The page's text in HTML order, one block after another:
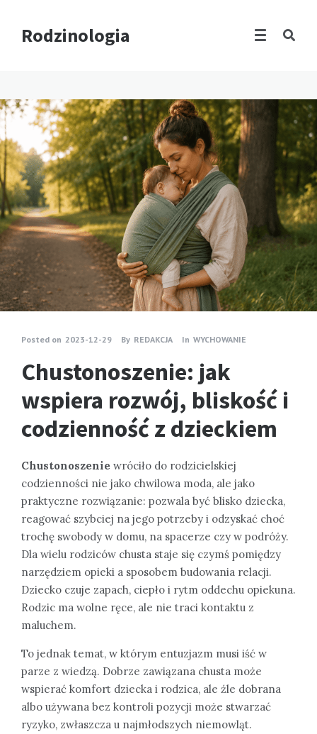
Rodzinologia
Posted on 2023-12-29 By REDAKCJA In WYCHOWANIE
Chustonoszenie: jak
wspiera rozwój, bliskość i
codzienność z dzieckiem
Chustonoszenie wróciło do rodzicielskiej
codzienności nie jako chwilowa moda, ale jako
praktyczne rozwiązanie: pozwala być blisko dziecka,
reagować szybciej na jego potrzeby i odzyskać choć
trochę swobody w domu, na spacerze czy w podróży.
Dla wielu rodziców chusta staje się czymś pomiędzy
narzędziem opieki a sposobem budowania relacji.
Dziecko czuje zapach, ciepło i rytm oddechu opiekuna.
Rodzic ma wolne ręce, ale nie traci kontaktu z
maluchem.
To jednak temat, w którym entuzjazm musi iść w
parze z wiedzą. Dobrze zawiązana chusta może
wspierać komfort dziecka i rodzica, ale źle dobrana
albo używana bez kontroli pozycji może stwarzać
ryzyko, zwłaszcza u najmłodszych niemowląt.